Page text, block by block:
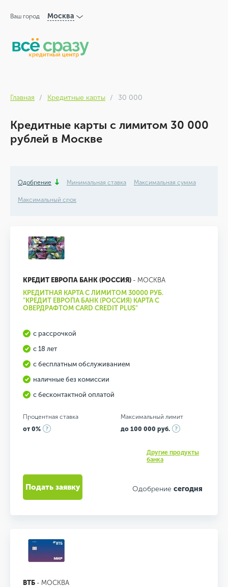
Ваш город Москва
Главная Кредитные карты 30 000
Кредитные карты с лимитом 30 000
рублей в Москве
Одобрение Минимальная ставка Максимальная сумма
Максимальный срок
КРЕДИТ ЕВРОПА БАНК (РОССИЯ) - МОСКВА
КРЕДИТНАЯ КАРТА С ЛИМИТОМ 30000 РУБ.
"КРЕДИТ ЕВРОПА БАНК (РОССИЯ) КАРТА С
ОВЕРДРАФТОМ CARD CREDIT PLUS"
с рассрочкой
с 18 лет
с бесплатным обслуживанием
наличные без комиссии
с бесконтактной оплатой
Процентная ставка
от 0%
Максимальный лимит
до 100 000 руб.
Другие продукты
банка
Одобрение сегодня
Подать заявку
ВТБ - МОСКВА